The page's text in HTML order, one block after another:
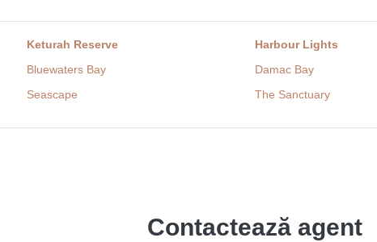
Keturah Reserve Harbour Lights
Bluewaters Bay Damac Bay
Seascape The Sanctuary
Contactează agent